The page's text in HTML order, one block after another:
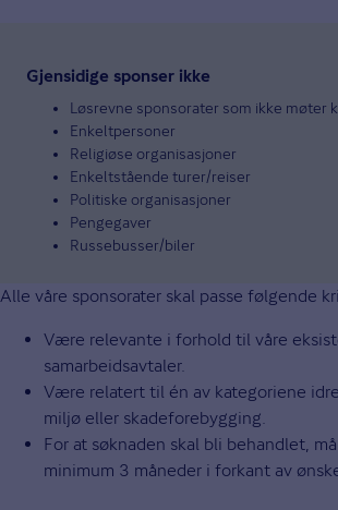
Gjensidige sponser ikke
Løsrevne sponsorater som ikke møter
Enkeltpersoner
Religiøse organisasjoner
Enkeltstående turer/reiser
Politiske organisasjoner
Pengegaver
Russebusser/biler
Alle våre sponsorater skal passe følgende
Være relevante i forhold til våre
samarbeidsavtaler.
Være relatert til én av kategoriene
miljø eller skadeforebygging.
For at søknaden skal bli behandlet,
minimum 3 måneder i forkant av